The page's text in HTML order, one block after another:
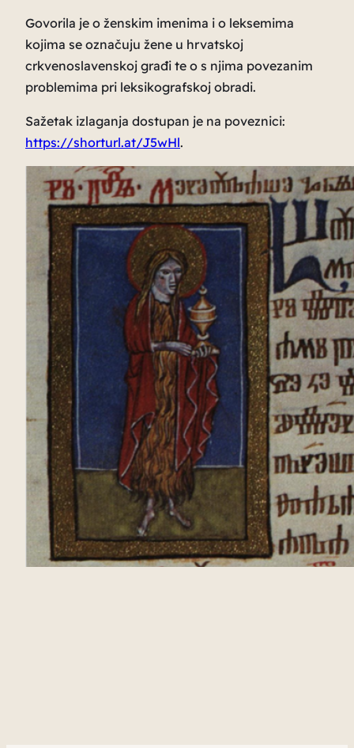
Govorila je o ženskim imenima i o leksemima
kojima se označuju žene u hrvatskoj
crkvenoslavenskoj građi te o s njima povezanim
problemima pri leksikografskoj obradi.
Sažetak izlaganja dostupan je na poveznici:
https://shorturl.at/J5wHl.